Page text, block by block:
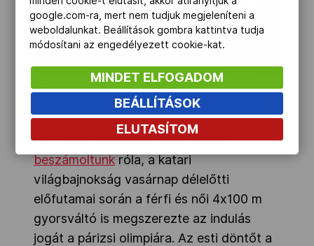
Kovács Tamás | MTI
Úszás.Mint ahogy már korábban
beszámoltunkróla, a katari
világbajnokság vasárnap délelőtti
előfutamai során a férfi és női 4x100 m
gyorsváltó is megszerezte az indulás
jogát a párizsi olimpiára. Az esti döntőt a
google.com-ra, mert nem tudjuk megjeleníteni a
weboldalunkat. Beállítások gombra kattintva tudja
módosítani az engedélyezett cookie-kat.
MINDET ELFOGADOM
BEÁLLÍTÁSOK
ELUTASÍTOM